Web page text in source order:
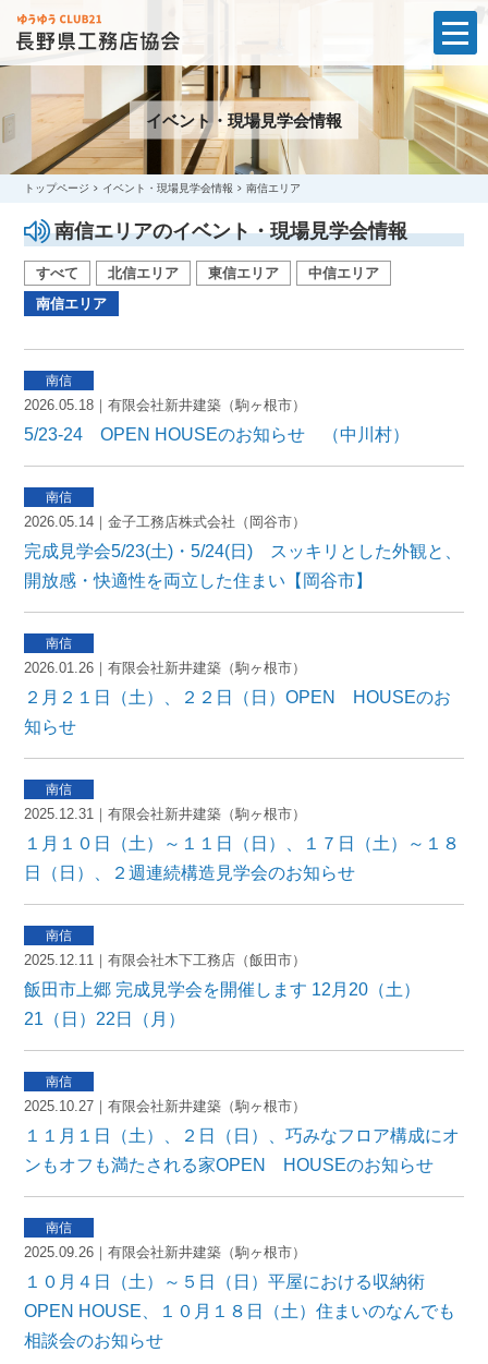
t
o
g
g
l
e
a
v
t
i
イベント・現場見学会情報
トップページ イベント・現場見学会情報 南信エリア
南信エリアのイベント・現場見学会情報
すべて 北信エリア 東信エリア
中信エリア
南信エリア
2026.05.18｜有限会社新井建築（駒ヶ根市）
5/23-24 OPEN HOUSEのお知らせ （中川村）
2026.05.14｜金子工務店株式会社（岡谷市）
完成見学会5/23(土)・5/24(日) スッキリとした外観と、
開放感・快適性を両立した住まい【岡谷市】
2026.01.26｜有限会社新井建築（駒ヶ根市）
２月２１日（土）、２２日（日）OPEN HOUSEのお
知らせ
2025.12.31｜有限会社新井建築（駒ヶ根市）
１月１０日（土）～１１日（日）、１７日（土）～１８
日（日）、２週連続構造見学会のお知らせ
2025.12.11｜有限会社木下工務店（飯田市）
飯田市上郷 完成見学会を開催します 12月20（土）
21（日）22日（月）
2025.10.27｜有限会社新井建築（駒ヶ根市）
１１月１日（土）、２日（日）、巧みなフロア構成にオ
ンもオフも満たされる家OPEN HOUSEのお知らせ
2025.09.26｜有限会社新井建築（駒ヶ根市）
１０月４日（土）～５日（日）平屋における収納術
OPEN HOUSE、１０月１８日（土）住まいのなんでも
相談会のお知らせ